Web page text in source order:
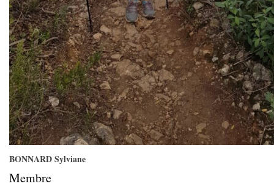
BONNARD Sylviane
Membre